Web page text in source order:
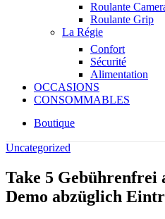
Roulante
Roulante Grip
La Régie
Confort
Sécurité
Alimentation
OCCASIONS
CONSOMMABLES
Boutique
Uncategorized
Take 5 Gebührenfrei
Demo abzüglich